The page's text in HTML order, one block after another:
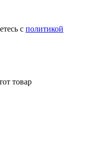
с политикой
товар